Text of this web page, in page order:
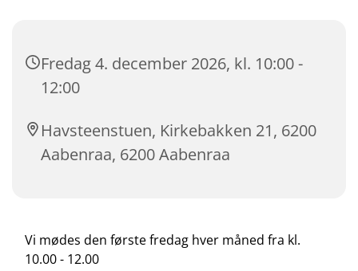
Fredag 4. december 2026, kl. 10:00 -
12:00
Havsteenstuen, Kirkebakken 21, 6200
Aabenraa, 6200 Aabenraa
Vi mødes den første fredag hver måned fra kl.
10.00 - 12.00